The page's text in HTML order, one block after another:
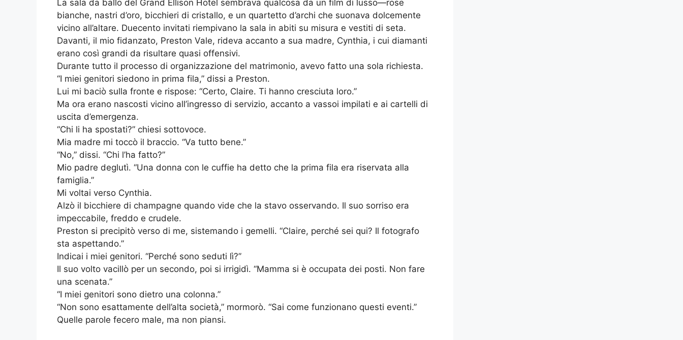
La sala da ballo del Grand Ellison Hotel sembrava qualcosa da un film di lusso—rose
bianche, nastri d’oro, bicchieri di cristallo, e un quartetto d’archi che suonava dolcemente
vicino all’altare. Duecento invitati riempivano la sala in abiti su misura e vestiti di seta.
Davanti, il mio fidanzato, Preston Vale, rideva accanto a sua madre, Cynthia, i cui diamanti
erano così grandi da risultare quasi offensivi.
Durante tutto il processo di organizzazione del matrimonio, avevo fatto una sola richiesta.
“I miei genitori siedono in prima fila,” dissi a Preston.
Lui mi baciò sulla fronte e rispose: “Certo, Claire. Ti hanno cresciuta loro.”
Ma ora erano nascosti vicino all’ingresso di servizio, accanto a vassoi impilati e ai cartelli di
uscita d’emergenza.
“Chi li ha spostati?” chiesi sottovoce.
Mia madre mi toccò il braccio. “Va tutto bene.”
“No,” dissi. “Chi l’ha fatto?”
Mio padre deglutì. “Una donna con le cuffie ha detto che la prima fila era riservata alla
famiglia.”
Mi voltai verso Cynthia.
Alzò il bicchiere di champagne quando vide che la stavo osservando. Il suo sorriso era
impeccabile, freddo e crudele.
Preston si precipitò verso di me, sistemando i gemelli. “Claire, perché sei qui? Il fotografo
sta aspettando.”
Indicai i miei genitori. “Perché sono seduti lì?”
Il suo volto vacillò per un secondo, poi si irrigidì. “Mamma si è occupata dei posti. Non fare
una scenata.”
“I miei genitori sono dietro una colonna.”
“Non sono esattamente dell’alta società,” mormorò. “Sai come funzionano questi eventi.”
Quelle parole fecero male, ma non piansi.